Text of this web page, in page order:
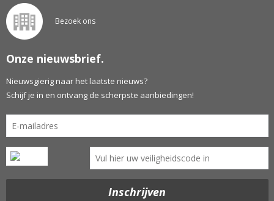
Bezoek ons
Onze nieuwsbrief.
Nieuwsgierig naar het laatste nieuws?
Schijf je in en ontvang de scherpste aanbiedingen!